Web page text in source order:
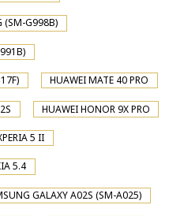
(SM-G998B)
HUAWEI MATE 40 PRO
HUAWEI HONOR 9X PRO
5 II
5.4
GALAXY A02S (SM-A025)